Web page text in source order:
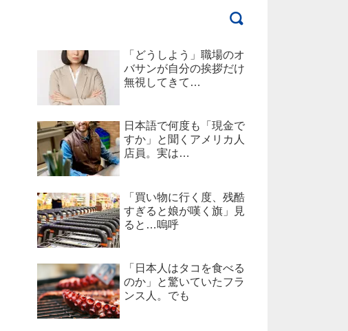
「どうしよう」職場のオ
バサンが自分の挨拶だけ
無視してきて…
日本語で何度も「現金で
すか」と聞くアメリカ人
店員。実は…
「買い物に行く度、残酷
すぎると娘が嘆く旗」見
ると…嗚呼
「日本人はタコを食べる
のか」と驚いていたフラ
ンス人。でも